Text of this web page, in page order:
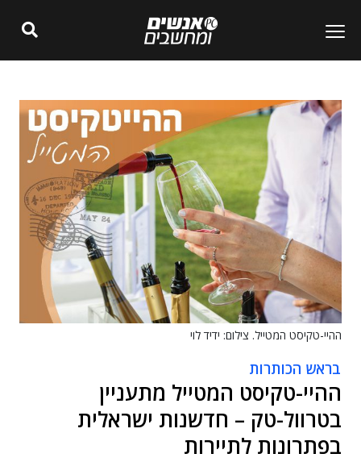
ההיי-טקיסט המטייל. צילום: ידיד לוי
בראש הכותרות
ההיי-טקיסט המטייל מתעניין
בטרוול-טק – חדשנות ישראלית
בפתרונות לתיירות